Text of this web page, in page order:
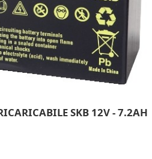
SKB 12V - 7.2AH